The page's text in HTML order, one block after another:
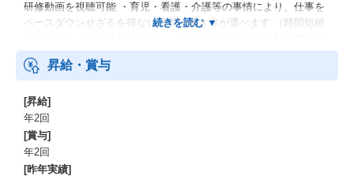
研修動画を視聴可能 ・育児・看護・介護等の事情により、仕事を
ペースダウンせざるを得ない社員は働き方が選べます （時間短縮
止するための措置に関する事項：屋内禁煙（※ビル横に喫煙所あ
り）
昇給・賞与
[昇給]
年2回
[賞与]
年2回
[昨年実績]